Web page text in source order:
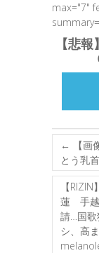
max="7"
【悲
←
【画
とう乳
【
蓮 手越
請…国歌
シ、高